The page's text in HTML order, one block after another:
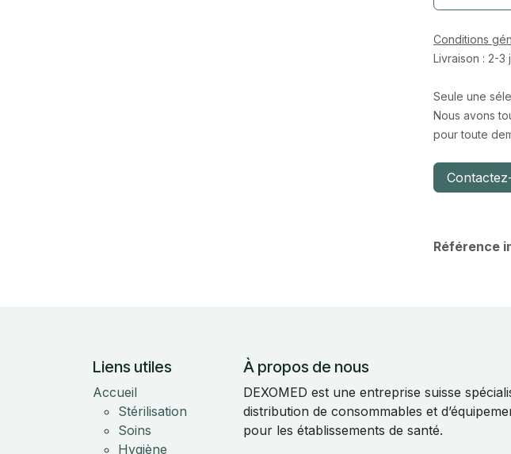
Conditions
Livraison : 2-3
Seule une
Nous avons
pour toute
Référence
Liens utiles
Accueil
Stérilisation
Soins
Hygiène
À propos de nous
DEXOMED est une entreprise suisse
distribution de consommables et
pour les établissements de santé.